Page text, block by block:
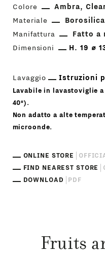
Colore Ambra
Materiale
Manifattura
Fatto a
Dimensioni
H. 19 ⌀
Lavaggio Istruzioni
Lavabile in lavastoviglie
40°).
Non adatto a alte
microonde.
ONLINE STORE
FIND NEAREST STORE
DOWNLOAD
PDF
Fruits